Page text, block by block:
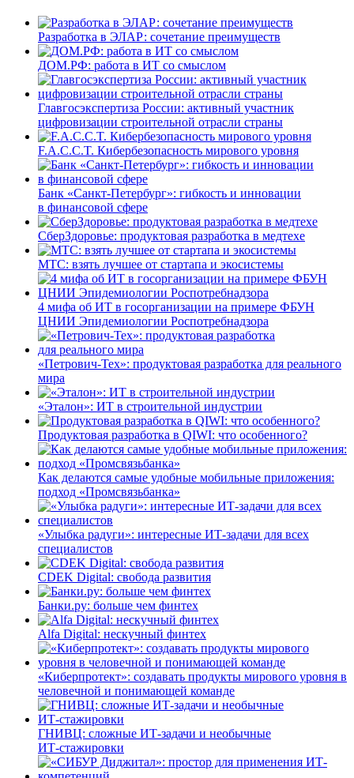
Разработка в ЭЛАР: сочетание преимуществ
ДОМ.РФ: работа в ИТ со смыслом
Главгосэкспертиза России: активный участник
цифровизации строительной отрасли страны
F.A.C.C.T. Кибербезопасность мирового уровня
Банк «Санкт-Петербург»: гибкость и инновации
в финансовой сфере
СберЗдоровье: продуктовая разработка в медтехе
МТС: взять лучшее от стартапа и экосистемы
4 мифа об ИТ в госорганизации на примере ФБУН
ЦНИИ Эпидемиологии Роспотребнадзора
«Петрович-Тех»: продуктовая разработка для реального
мира
«Эталон»: ИТ в строительной индустрии
Продуктовая разработка в QIWI: что особенного?
Как делаются самые удобные мобильные приложения:
подход «Промсвязьбанка»
«Улыбка радуги»: интересные ИТ-задачи для всех
специалистов
CDEK Digital: свобода развития
Банки.ру: больше чем финтех
Alfa Digital: нескучный финтех
«Киберпротект»: создавать продукты мирового уровня в
человечной и понимающей команде
ГНИВЦ: сложные ИТ‑задачи и необычные
ИТ‑стажировки